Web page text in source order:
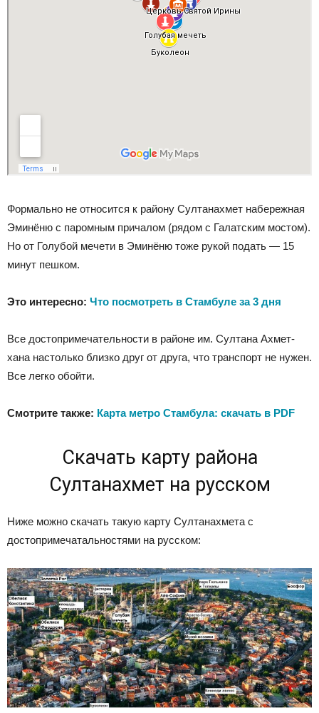
Формально не относится к району Султанахмет набережная
Эминёню с паромным причалом (рядом с Галатским мостом).
Но от Голубой мечети в Эминёню тоже рукой подать — 15
минут пешком.
Это интересно: Что посмотреть в Стамбуле за 3 дня
Все достопримечательности в районе им. Султана Ахмет-
хана настолько близко друг от друга, что транспорт не нужен.
Все легко обойти.
Смотрите также: Карта метро Стамбула: скачать в PDF
Скачать карту района
Султанахмет на русском
Ниже можно скачать такую карту Султанахмета с
достопримечатальностями на русском: